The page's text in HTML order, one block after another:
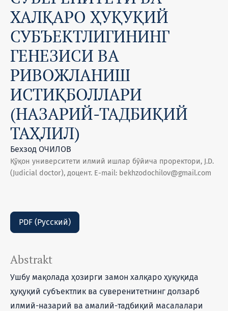
ХАЛҚАРО ҲУҚУҚИЙ
СУБЪЕКТЛИГИНИНГ
ГЕНЕЗИСИ ВА
РИВОЖЛАНИШ
ИСТИҚБОЛЛАРИ
(НАЗАРИЙ-ТАДБИҚИЙ
ТАҲЛИЛ)
Бехзод ОЧИЛОВ
Қўқон университети илмий ишлар бўйича проректори, J.D.
(Judicial doctor), доцент. E-mail: bekhzodochilov@gmail.com
PDF (Русский)
Abstrakt
Ушбу мақолада ҳозирги замон халқаро ҳуқуқида
ҳуқуқий субъектлик ва суверенитетнинг долзарб
илмий-назарий ва амалий-тадбиқий масалалари